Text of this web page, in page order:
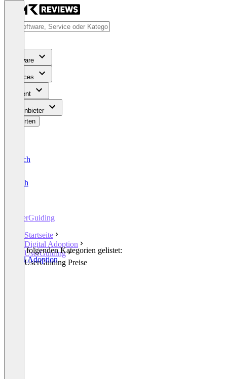
Software
Services
Content
Für Anbieter
Bewerten
Deutsch
English
UserGuiding
Startseite
Digital Adoption
UserGuiding
UserGuiding Preise
In den folgenden Kategorien gelistet:
Digital Adoption